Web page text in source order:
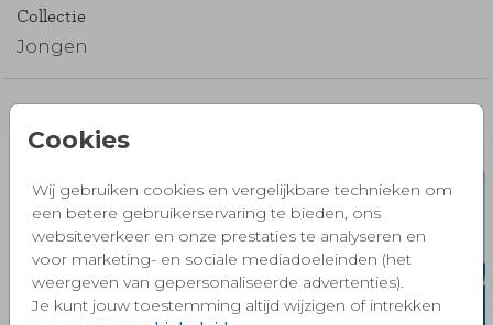
Cookies
Wij gebruiken cookies en vergelijkbare technieken om
een betere gebruikerservaring te bieden, ons
websiteverkeer en onze prestaties te analyseren en
voor marketing- en sociale mediadoeleinden (het
weergeven van gepersonaliseerde advertenties).
Je kunt jouw toestemming altijd wijzigen of intrekken
Collectie
Jongen